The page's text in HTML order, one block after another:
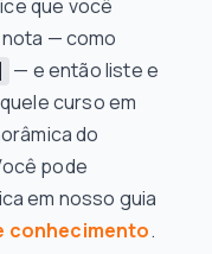
que você
— como
— e então liste e
curso em
do
pode
em nosso guia
conhecimento.